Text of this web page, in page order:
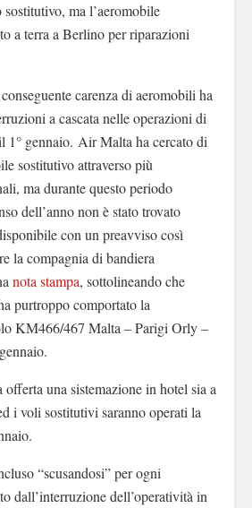
ma l’aeromobile
a terra a Berlino per riparazioni
carenza di aeromobili ha
a cascata nelle operazioni di
1° gennaio. Air Malta ha cercato di
sostitutivo attraverso più
ma durante questo periodo
dell’anno non è stato trovato
con un preavviso così
la compagnia di bandiera
nota stampa, sottolineando che
purtroppo comportato la
KM466/467 Malta – Parigi Orly –
offerta una sistemazione in hotel sia a
i voli sostitutivi saranno operati la
“scusandosi” per ogni
dall’interruzione dell’operatività in